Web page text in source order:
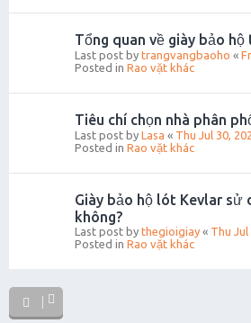
Tổng quan về giày bảo
Last post by trangvangbaoho «
Posted in Rao vặt khác
Tiêu chí chọn nhà phân
Last post by Lasa « Thu Jul 30,
Posted in Rao vặt khác
Giày bảo hộ lót Kevlar sử
không?
Last post by thegioigiay « Thu Jul
Posted in Rao vặt khác